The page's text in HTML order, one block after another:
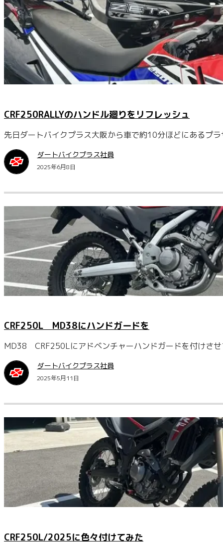
CRF250RALLYのハンドル廻りをリフレッシュ
先日ダートバイクプラス大阪から車で約10分ほどにあるプ
ダートバイクプラス社員
2025年6月8日
CRF250L MD38にハンドガードを
MD38 CRF250Lにアドベンチャーハンドガードを付けさ
ダートバイクプラス社員
2025年5月11日
CRF250L/2025に色々付けてみた